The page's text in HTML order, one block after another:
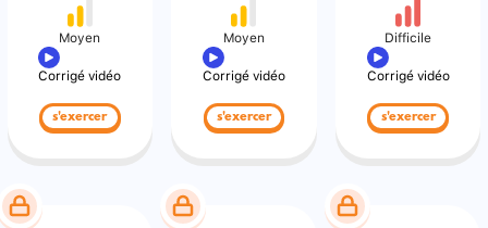
Moyen
Corrigé vidéo
s'exercer
Moyen
Corrigé vidéo
s'exercer
Difficile
Corrigé vidéo
s'exercer